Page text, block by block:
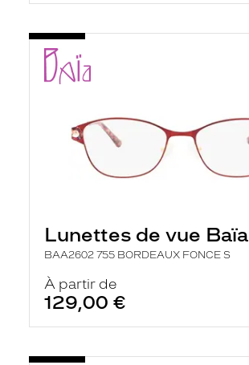
Lunettes de vue Baïa
BAA2602 755 BORDEAUX FONCE S
À partir de
129,00 €